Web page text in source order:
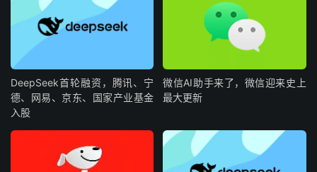
DeepSeek首轮融资，腾讯、宁
德、网易、京东、国家产业基金
入股
微信AI助手来了，微信迎来史上
最大更新